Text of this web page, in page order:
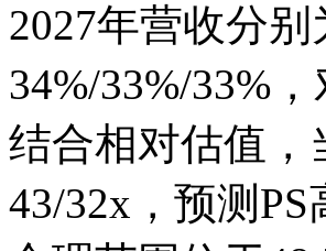
2027年营收分
34%/33%/33%
结合相对估值
43/32x，预测